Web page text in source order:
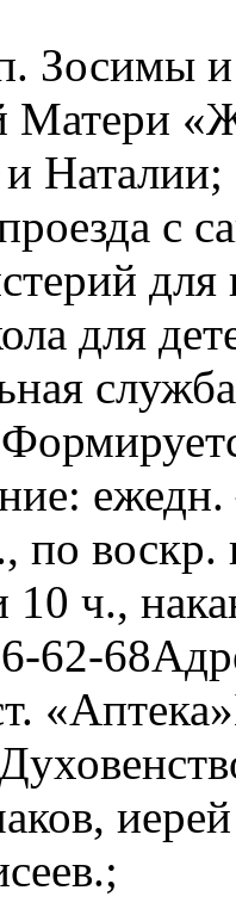
Зосимы и
Наталии;
с
для
по
10 ч.,
62-